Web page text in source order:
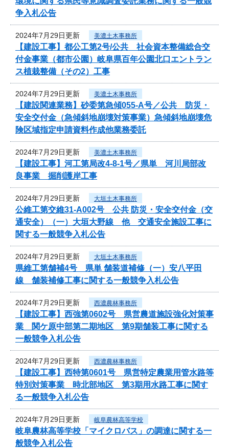
争入札公告
2024年7月29日更新 美濃土木事務所
【建設工事】都公工第2号/公共 社会資本整備総合交
付金事業（都市公園）岐阜県百年公園北口エントラン
ス植栽整備（その2）工事
2024年7月29日更新 美濃土木事務所
【建設関連業務】砂委第急傾055-A号／公共 防災・
安全交付金（急傾斜地崩壊対策事業）急傾斜地崩壊危
険区域指定申請資料作成他業務委託
2024年7月29日更新 美濃土木事務所
【建設工事】河工第局改4-8-1号／県単 河川局部改
良事業 掘削護岸工事
2024年7月29日更新 大垣土木事務所
公維工第交維31-A002号 公共 防災・安全交付金（交
通安全）（一）大垣大野線 他 交通安全施設工事に
関する一般競争入札公告
2024年7月29日更新 大垣土木事務所
県維工第舗補4号 県単 舗装道補修（一）安八平田
線 舗装補修工事に関する一般競争入札公告
2024年7月29日更新 西濃農林事務所
【建設工事】西強第0602号 県営農道施設強化対策事
業 関ケ原中部第二期地区 第9期舗装工事に関する
一般競争入札公告
2024年7月29日更新 西濃農林事務所
【建設工事】西特第0601号 県営特定農業用管水路等
特別対策事業 時北部地区 第3期用水路工事に関す
る一般競争入札公告
2024年7月29日更新 岐阜農林高等学校
岐阜農林高等学校「マイクロバス」の調達に関する一
般競争入札公告